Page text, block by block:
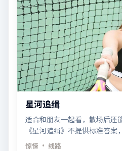
星河追缉
适合和朋友一起看，散场后还
《星河追缉》不提供标准答案
惊悚 · 线路